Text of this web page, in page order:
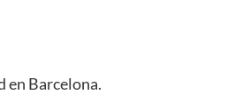
en Barcelona.